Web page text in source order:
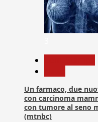
Un farmaco, due
con carcinoma
con tumore al seno
(mtnbc)